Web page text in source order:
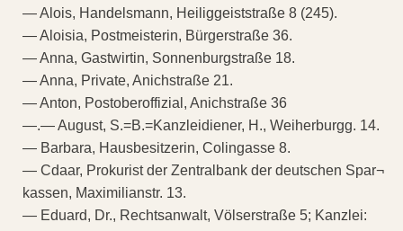
— Alois, Handelsmann, Heiliggeiststraße 8 (245).
— Aloisia, Postmeisterin, Bürgerstraße 36.
— Anna, Gastwirtin, Sonnenburgstraße 18.
— Anna, Private, Anichstraße 21.
— Anton, Postoberoffizial, Anichstraße 36
—.— August, S.=B.=Kanzleidiener, H., Weiherburgg. 14.
— Barbara, Hausbesitzerin, Colingasse 8.
— Cdaar, Prokurist der Zentralbank der deutschen Spar¬
kassen, Maximilianstr. 13.
— Eduard, Dr., Rechtsanwalt, Völserstraße 5; Kanzlei: